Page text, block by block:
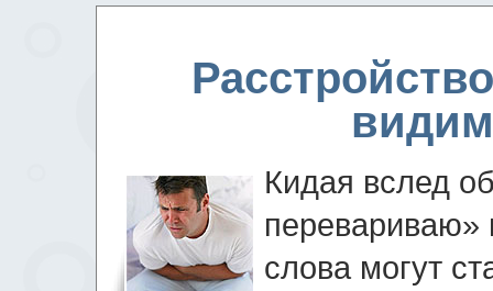
Кидая вслед
перевариваю»
слова могут